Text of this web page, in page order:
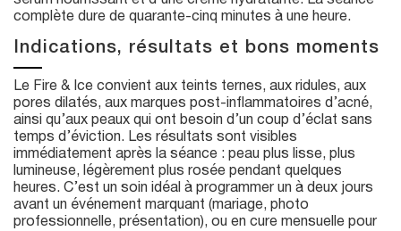
complète dure de quarante-cinq minutes à une heure.
Indications, résultats et bons moments
Le Fire & Ice convient aux teints ternes, aux ridules, aux
pores dilatés, aux marques post-inflammatoires d’acné,
ainsi qu’aux peaux qui ont besoin d’un coup d’éclat sans
temps d’éviction. Les résultats sont visibles
immédiatement après la séance : peau plus lisse, plus
lumineuse, légèrement plus rosée pendant quelques
heures. C’est un soin idéal à programmer un à deux jours
avant un événement marquant (mariage, photo
professionnelle, présentation), ou en cure mensuelle pour